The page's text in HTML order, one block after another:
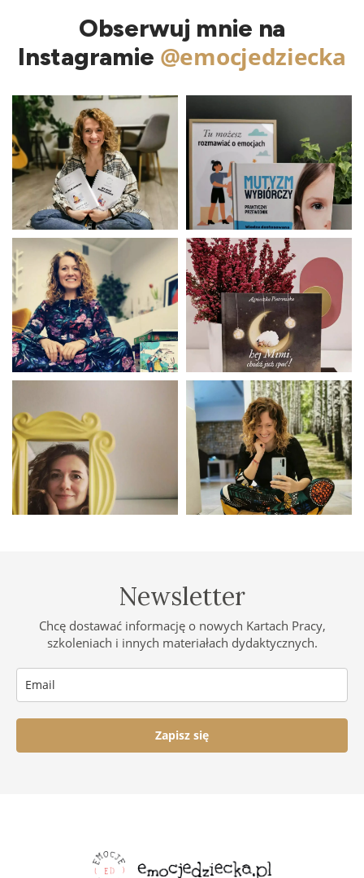
Obserwuj mnie na
Instagramie @emocjedziecka
Newsletter
Chcę dostawać informację o nowych Kartach Pracy,
szkoleniach i innych materiałach dydaktycznych.
Zapisz się